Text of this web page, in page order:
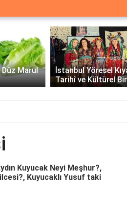
İstanbul Yöresel Kıyafetleri:
Tarihî ve Kültürel Bir Miras
Kuyucak Neyi Meşhur?,
Kuyucaklı Yusuf taki